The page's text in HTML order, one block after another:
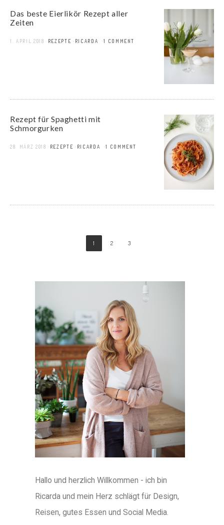
Das beste Eierlikör Rezept aller
Zeiten
1. APRIL 2018 REZEPTE RICARDA 1 COMMENT
Rezept für Spaghetti mit
Schmorgurken
28. MÄRZ 2018 REZEPTE RICARDA 1 COMMENT
1 2 3
Hallo und herzlich Willkommen - ich bin
Ricarda und mein Herz schlägt für Design,
Reisen, gutes Essen und Social Media.